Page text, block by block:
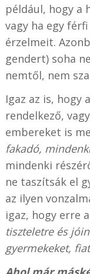
például, hogy a
vagy ha egy
érzelmeit.
gendert) soha
nemtől, nem
Igaz az is, hogy
rendelkező,
embereket is
fakadó,
mindenki
ne taszítsák el
az ilyen
igaz, hogy erre a
tiszteletre és
gyermekeket,